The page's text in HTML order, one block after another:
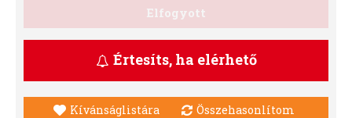
Elfogyott
Értesíts, ha elérhető
Kívánságlistára Összehasonlítom